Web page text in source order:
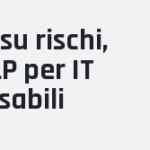
rischi,
per IT